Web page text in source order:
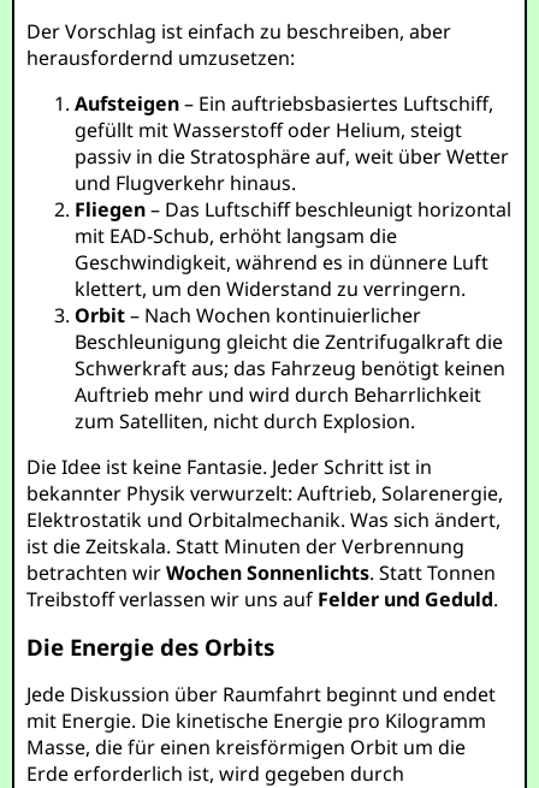
Der Vorschlag ist einfach zu beschreiben, aber
herausfordernd umzusetzen:
Aufsteigen– Ein auftriebsbasiertes Luftschiff,
gefüllt mit Wasserstoff oder Helium, steigt
passiv in die Stratosphäre auf, weit über Wetter
und Flugverkehr hinaus.
Fliegen– Das Luftschiff beschleunigt horizontal
mit EAD-Schub, erhöht langsam die
Geschwindigkeit, während es in dünnere Luft
klettert, um den Widerstand zu verringern.
Orbit– Nach Wochen kontinuierlicher
Beschleunigung gleicht die Zentrifugalkraft die
Schwerkraft aus; das Fahrzeug benötigt keinen
Auftrieb mehr und wird durch Beharrlichkeit
zum Satelliten, nicht durch Explosion.
Die Idee ist keine Fantasie. Jeder Schritt ist in
bekannter Physik verwurzelt: Auftrieb, Solarenergie,
Elektrostatik und Orbitalmechanik. Was sich ändert,
ist die Zeitskala. Statt Minuten der Verbrennung
betrachten wirWochen Sonnenlichts. Statt Tonnen
Treibstoff verlassen wir uns auf Felder und Geduld.
Die Energie des Orbits
Jede Diskussion über Raumfahrt beginnt und endet
mit Energie. Die kinetische Energie pro Kilogramm
Masse, die für einen kreisförmigen Orbit um die
Erde erforderlich ist, wird gegeben durch